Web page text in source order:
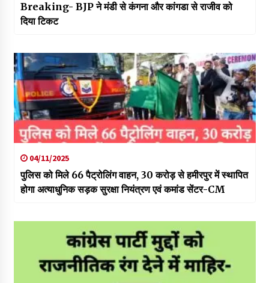
Breaking- BJP ने मंडी से कंगना और कांगडा से राजीव को
दिया टिकट
04/11/2025
पुलिस को मिले 66 पैट्रोलिंग वाहन, 30 करोड़ से हमीरपुर में स्थापित
होगा अत्याधुनिक सड़क सुरक्षा नियंत्रण एवं कमांड सेंटर-CM